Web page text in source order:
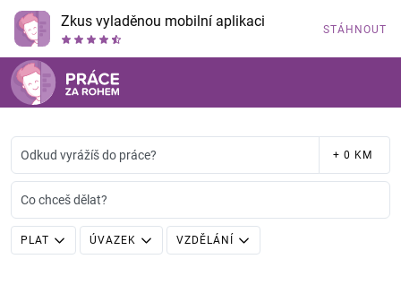
Zkus vyladěnou mobilní aplikaci STÁHNOUT
Odkud vyrážíš do práce? + 0 KM
Co chceš dělat?
PLAT ÚVAZEK VZDĚLÁNÍ